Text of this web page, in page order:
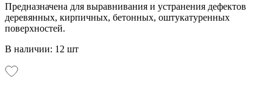
Предназначена для выравнивания и устранения дефектов
деревянных, кирпичных, бетонных, оштукатуренных
поверхностей.
В наличии: 12 шт